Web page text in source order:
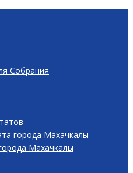
Собрания
города Махачкалы
Махачкалы